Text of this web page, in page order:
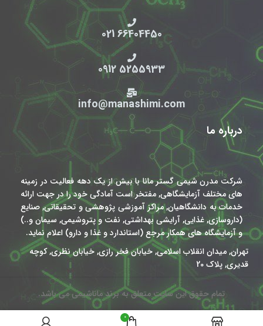
66404450 021
5255933 0912
info@manashimi.com
درباره ما
شرکت مدرن شیمی گستر مانا با بیش از یک دهه فعالیت در زمینه
های مختلف آزمایشگاهی, مفتخر است آمادگی خود را در جهت ارائه
خدمات به دانشگاهیان, مراکز آموزشی پژوهشی و تحقیقاتی, صنایع
(داروسازی, غذایی, آرایشی بهداشتی, نفت و پتروشیمی, سیمان و..)
و آزمایشگاه های همکار مرجع (استاندارد و غذا و دارو) اعلام نماید.
تهران, میدان انقلاب اسلامی, خیابان فخر رازی, خیابان نظری, کوچه
قدیری, پلاک 20
تمام حقوق این سایت متعلق به برند ماناشیمی می باشد.
0